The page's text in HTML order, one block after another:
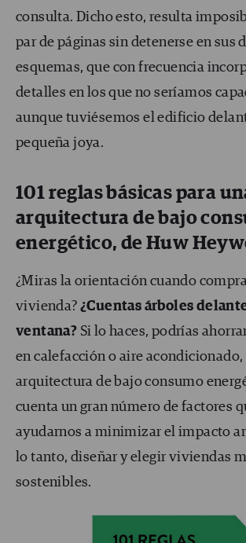
consulta. Dicho esto, resulta
par de páginas sin detenerse en sus
esquemas, que con frecuencia
detalles en los que no seríamos
aunque tuviésemos el edificio
pequeña joya.
101 reglas básicas para
arquitectura de bajo
energético, de Huw
¿Miras la orientación cuando
vivienda?¿Cuentas árboles
ventana? Si lo haces, podrías
en calefacción o aire acondicionado,
arquitectura de bajo consumo
cuenta un gran número de factores
ayudarnos a minimizar el impacto
lo tanto, diseñar y elegir viviendas
sostenibles.